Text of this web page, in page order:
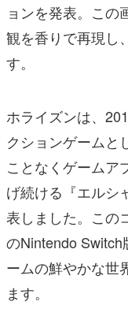
ョンを発表。この
観を香りで再現し
す。
ホライズンは、
クションゲームと
ことなくゲームア
げ続ける『エルシ
表しました。この
のNintendo
ームの鮮やかな世
ます。